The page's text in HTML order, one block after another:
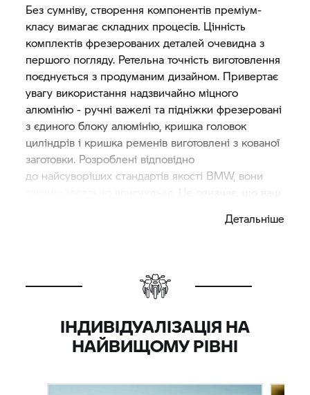
Без сумніву, створення компонентів преміум-
класу вимагає складних процесів. Цінність
комплектів фрезерованих деталей очевидна з
першого погляду. Ретельна точність виготовлення
поєднується з продуманим дизайном. Привертає
увагу використання надзвичайно міцного
алюмінію - ручні важелі та підніжки фрезеровані
з єдиного блоку алюмінію, кришка головок
циліндрів і кришка ременів виготовлені з кованої
заготовки. Розроблені відповідно
до найсуворіших стандартів якості BMW, вони
завжди ідеально вписуються. Це означає, що ваш
на найвищому рівні якості - прямо з заводу.Детальніше
ІНДИВІДУАЛІЗАЦІЯ НА
НАЙВИЩОМУ РІВНІ